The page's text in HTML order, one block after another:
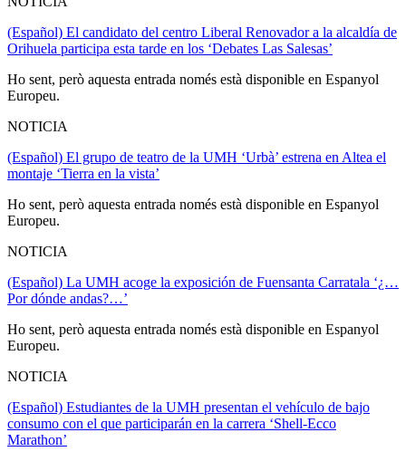
(Español) El candidato del centro Liberal Renovador a la alcaldía de
Orihuela participa esta tarde en los ‘Debates Las Salesas’
Ho sent, però aquesta entrada només està disponible en Espanyol
Europeu.
NOTICIA
(Español) El grupo de teatro de la UMH ‘Urbà’ estrena en Altea el
montaje ‘Tierra en la vista’
Ho sent, però aquesta entrada només està disponible en Espanyol
Europeu.
NOTICIA
(Español) La UMH acoge la exposición de Fuensanta Carratala ‘¿…
Por dónde andas?…’
Ho sent, però aquesta entrada només està disponible en Espanyol
Europeu.
NOTICIA
(Español) Estudiantes de la UMH presentan el vehículo de bajo
consumo con el que participarán en la carrera ‘Shell-Ecco
Marathon’